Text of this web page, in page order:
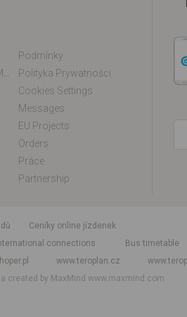
Podmínky
Polityka Prywatności
Cookies Settings
Messages
EU Projects
Orders
Práce
Partnership
Ceníky online jízdenek
connections
Bus timetable
hoper.pl www.teroplan.cz
created by MaxMindwww.maxmind.com